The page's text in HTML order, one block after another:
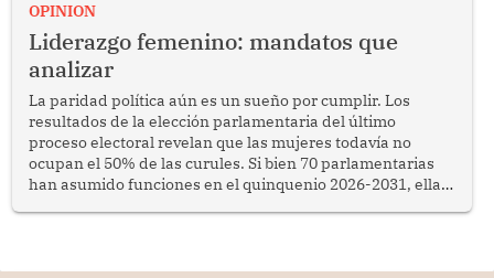
OPINION
Liderazgo femenino: mandatos que
analizar
La paridad política aún es un sueño por cumplir. Los
resultados de la elección parlamentaria del último
proceso electoral revelan que las mujeres todavía no
ocupan el 50% de las curules. Si bien 70 parlamentarias
han asumido funciones en el quinquenio 2026-2031, ellas